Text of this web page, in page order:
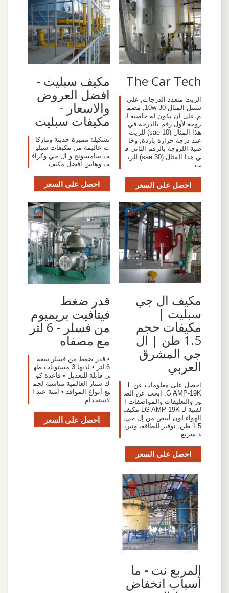
The Car Tech
الزيت متعدد الدرجات, على
سبيل المثال 10w-30, مصم
م على ان يكون له خاصية ل
زوجة لأول رقم بالدرجة في
هذا المثال (sae 10) للزيت
عند درجة حرارة باردة, وخا
صية اللزوجة بالرقم الثاني ف
ي هذا المثال (sae 30) للزي
ت
احصل على السعر
مكيف سبليت -
افضل العروض
والاسعار -
مكيفات سبليت
تشكيلة مميزة حديثة وماركا
ت عاليمة من مكيفات سبلي
ت سامسونج و ال جي وكراف
ت وهاس افضل مكيف
احصل على السعر
مكيف ال جي
سبليت |
مكيفات حجم
1.5 طن | ال
جي المشرق
العربي
احصل على معلومات عن L
G AMP-19K. ابحث عن الص
ور والتعليقات والمواصفات ا
لفنية لـ LG AMP-19K مكيف
الهواء لون أبيض من إل جي,
1.5 طن, توفير للطاقة، وتبري
د سريع
احصل على السعر
قدر ضغط
فيتافيت بريميوم
من فسلر - 6 لتر
مع مصفاه
• قدر ضغط من فسلر سعة :
6 لتر • لديها 3 مستويات طه
ي قابلة للتعديل • قاعدة كو
ك ستار العالمية مناسبة لجم
يع أنواع المواقد • آمنة عند ا
لاستخدام
احصل على السعر
المربع نت - ما
أسباب انخفاض